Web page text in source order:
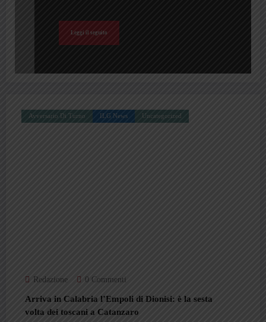
Leggi il seguito
Avversario Di Turno ILG News Uncategorized
Redazione 0 Commenti
Arriva in Calabria l’Empoli di Dionisi: è la sesta
volta dei toscani a Catanzaro